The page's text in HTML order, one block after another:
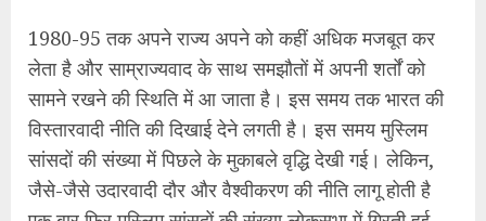
इसी दूसरे दौर में वैश्विक राजनीति में अमेरीकी साम्राज्यवाद मध्य
एशिया में मुस्लिम बहुल देशों के खिलाफ आक्रामक रुख
अख्तियार करता है और इसे धार्मिक रंग देने में कोई कोताही नहीं
बरतता है। खासकर, इसने इजरायल के माध्यम से यहूदी बनाम
मुसलमान का रंग देकर इसने उसी तरह की मानसिकता का जन्म
दिया जिस तरह से हिटलर ने यहूदी समुदाय के खिलाफ पूरे यूरोप